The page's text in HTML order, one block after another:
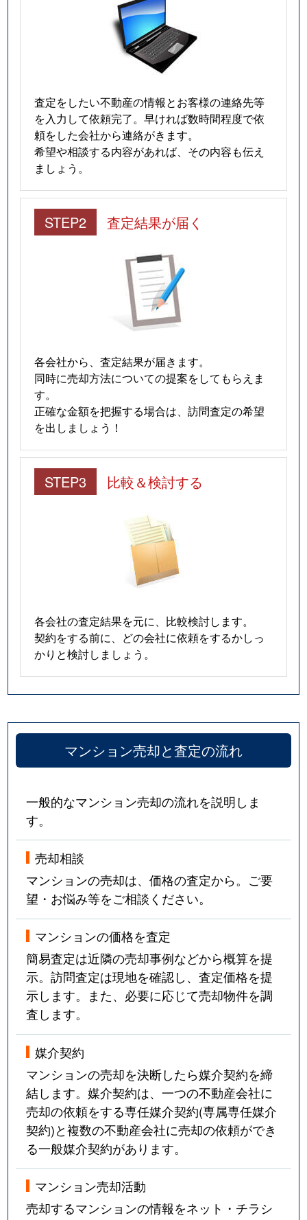
査定をしたい不動産の情報とお客様の連絡先等
を入力して依頼完了。早ければ数時間程度で依
頼をした会社から連絡がきます。
希望や相談する内容があれば、その内容も伝え
ましょう。
STEP2 査定結果が届く
各会社から、査定結果が届きます。
同時に売却方法についての提案をしてもらえま
す。
正確な金額を把握する場合は、訪問査定の希望
を出しましょう！
STEP3 比較＆検討する
各会社の査定結果を元に、比較検討します。
契約をする前に、どの会社に依頼をするかしっ
かりと検討しましょう。
マンション売却と査定の流れ
一般的なマンション売却の流れを説明しま
す。
売却相談
マンションの売却は、価格の査定から。ご要
望・お悩み等をご相談ください。
マンションの価格を査定
簡易査定は近隣の売却事例などから概算を提
示。訪問査定は現地を確認し、査定価格を提
示します。また、必要に応じて売却物件を調
査します。
媒介契約
マンションの売却を決断したら媒介契約を締
結します。媒介契約は、一つの不動産会社に
売却の依頼をする専任媒介契約(専属専任媒介
契約)と複数の不動産会社に売却の依頼ができ
る一般媒介契約があります。
マンション売却活動
売却するマンションの情報をネット・チラシ